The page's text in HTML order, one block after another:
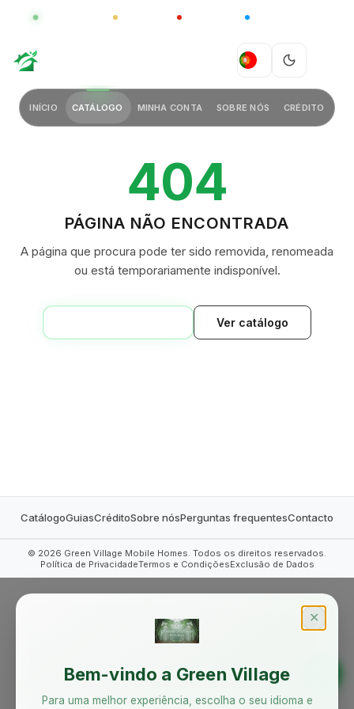
GLOBAL CHINA
PT
INÍCIO CATÁLOGO MINHA CONTA SOBRE NÓS CRÉDITO
404
PÁGINA NÃO ENCONTRADA
A página que procura pode ter sido removida, renomeada
ou está temporariamente indisponível.
Ver catálogo
CatálogoGuiasCréditoSobre nósPerguntas frequentesContacto
© 2026 Green Village Mobile Homes. Todos os direitos reservados.
Política de PrivacidadeTermos e CondiçõesExclusão de Dados
✕
Bem-vindo a Green Village
Para uma melhor experiência, escolha o seu idioma e